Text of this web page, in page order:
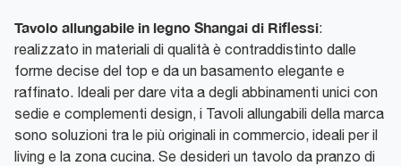
Tavolo allungabile in legno Shangai di Riflessi:
realizzato in materiali di qualità è contraddistinto dalle
forme decise del top e da un basamento elegante e
raffinato. Ideali per dare vita a degli abbinamenti unici con
sedie e complementi design, i Tavoli allungabili della marca
sono soluzioni tra le più originali in commercio, ideali per il
living e la zona cucina. Se desideri un tavolo da pranzo di